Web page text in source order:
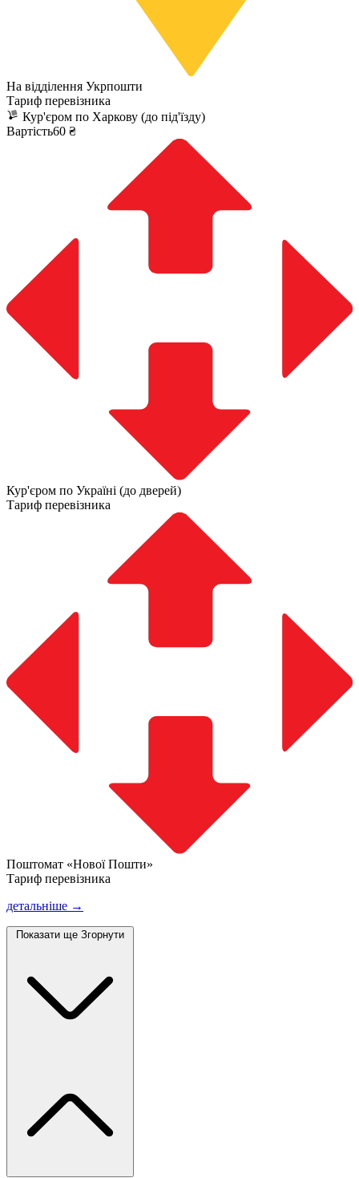
На відділення Укрпошти
Тариф перевізника
Кур'єром по Харкову (до під'їзду)
Вартість60 ₴
Кур'єром по Україні (до дверей)
Тариф перевізника
Поштомат «Нової Пошти»
Тариф перевізника
детальніше →
Показати ще Згорнути